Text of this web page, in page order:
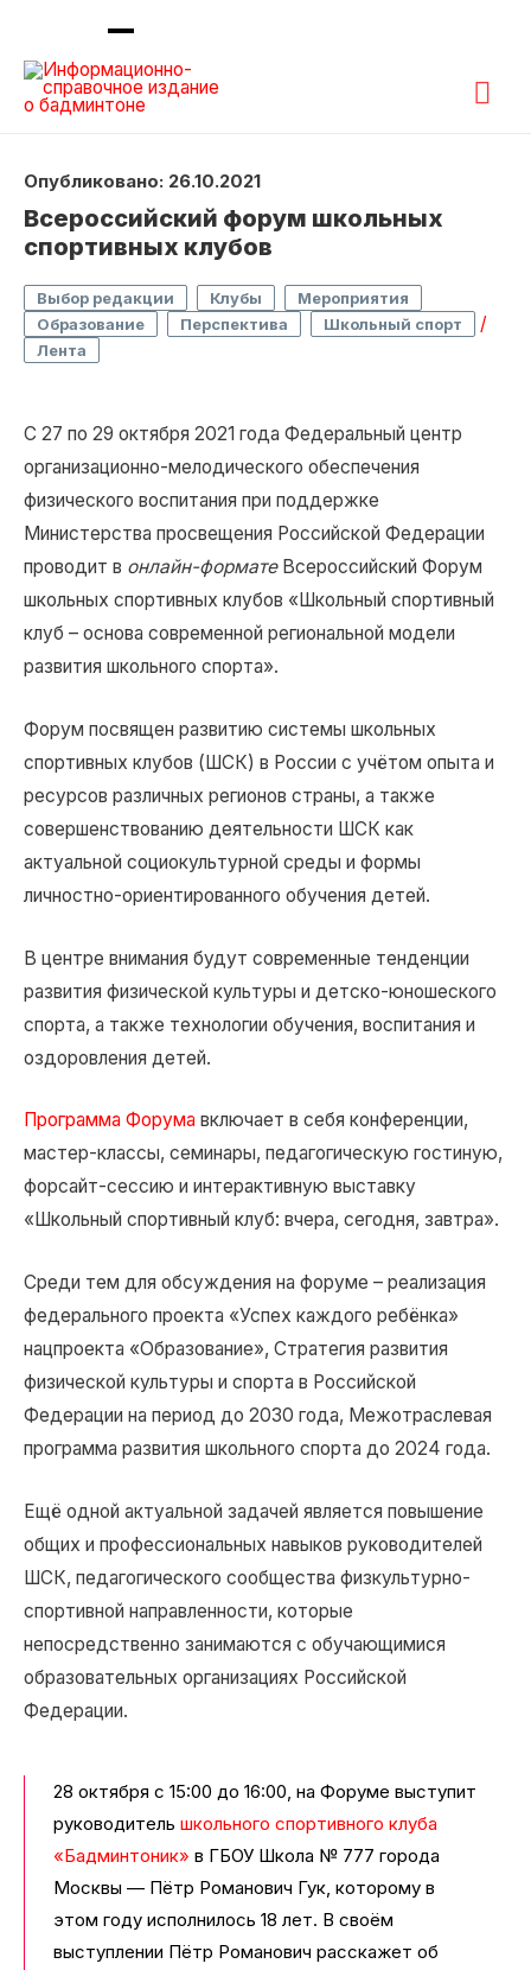
Опубликовано: 26.10.2021
Всероссийский форум школьных
спортивных клубов
Выбор редакции Клубы Мероприятия
Образование Перспектива Школьный спорт /
Лента
С 27 по 29 октября 2021 года Федеральный центр
организационно-мелодического обеспечения
физического воспитания при поддержке
Министерства просвещения Российской Федерации
проводит в онлайн-форматеВсероссийский Форум
школьных спортивных клубов «Школьный спортивный
клуб – основа современной региональной модели
развития школьного спорта».
Форум посвящен развитию системы школьных
спортивных клубов (ШСК) в России с учётом опыта и
ресурсов различных регионов страны, а также
совершенствованию деятельности ШСК как
актуальной социокультурной среды и формы
личностно-ориентированного обучения детей.
В центре внимания будут современные тенденции
развития физической культуры и детско-юношеского
спорта, а также технологии обучения, воспитания и
оздоровления детей.
Программа Форума включает в себя конференции,
мастер-классы, семинары, педагогическую гостиную,
форсайт-сессию и интерактивную выставку
«Школьный спортивный клуб: вчера, сегодня, завтра».
Среди тем для обсуждения на форуме – реализация
федерального проекта «Успех каждого ребёнка»
нацпроекта «Образование», Стратегия развития
физической культуры и спорта в Российской
Федерации на период до 2030 года, Межотраслевая
программа развития школьного спорта до 2024 года.
Ещё одной актуальной задачей является повышение
общих и профессиональных навыков руководителей
ШСК, педагогического сообщества физкультурно-
спортивной направленности, которые
непосредственно занимаются с обучающимися
образовательных организациях Российской
Федерации.
28 октября с 15:00 до 16:00, на Форуме выступит
руководительшкольного спортивного клуба
«Бадминтоник» в ГБОУ Школа № 777 города
Москвы — Пётр Романович Гук, которому в
этом году исполнилось 18 лет. В своём
выступлении Пётр Романович расскажет об